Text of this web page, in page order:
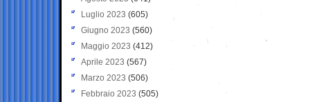
Luglio 2023 (605)
Giugno 2023 (560)
Maggio 2023 (412)
Aprile 2023 (567)
Marzo 2023 (506)
Febbraio 2023 (505)